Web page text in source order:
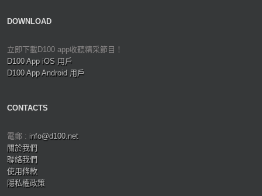
DOWNLOAD
立即下載D100 app收聽精采節目！
D100 App iOS 用戶
D100 App Android 用戶
CONTACTS
電郵 : info@d100.net
關於我們
聯絡我們
使用條款
隱私權政策